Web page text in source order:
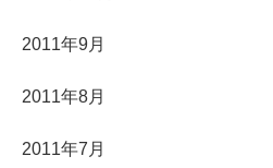
2011年9月
2011年8月
2011年7月